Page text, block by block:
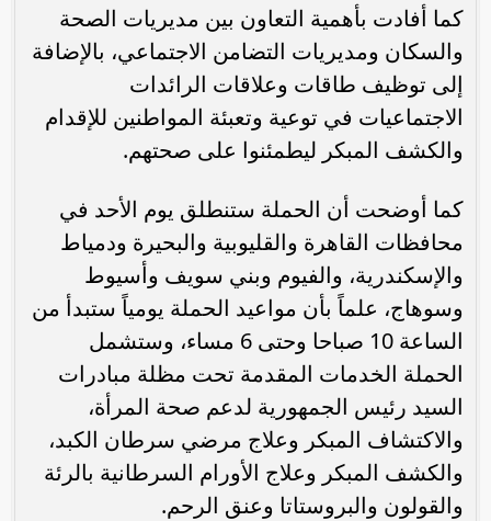
كما أفادت بأهمية التعاون بين مديريات الصحة
والسكان ومديريات التضامن الاجتماعي، بالإضافة
إلى توظيف طاقات وعلاقات الرائدات
الاجتماعيات في توعية وتعبئة المواطنين للإقدام
والكشف المبكر ليطمئنوا على صحتهم.
كما أوضحت أن الحملة ستنطلق يوم الأحد في
محافظات القاهرة والقليوبية والبحيرة ودمياط
والإسكندرية، والفيوم وبني سويف وأسيوط
وسوهاج، علماً بأن مواعيد الحملة يومياً ستبدأ من
الساعة 10 صباحا وحتى 6 مساء، وستشمل
الحملة الخدمات المقدمة تحت مظلة مبادرات
السيد رئيس الجمهورية لدعم صحة المرأة،
والاكتشاف المبكر وعلاج مرضي سرطان الكبد،
والكشف المبكر وعلاج الأورام السرطانية بالرئة
والقولون والبروستاتا وعنق الرحم.